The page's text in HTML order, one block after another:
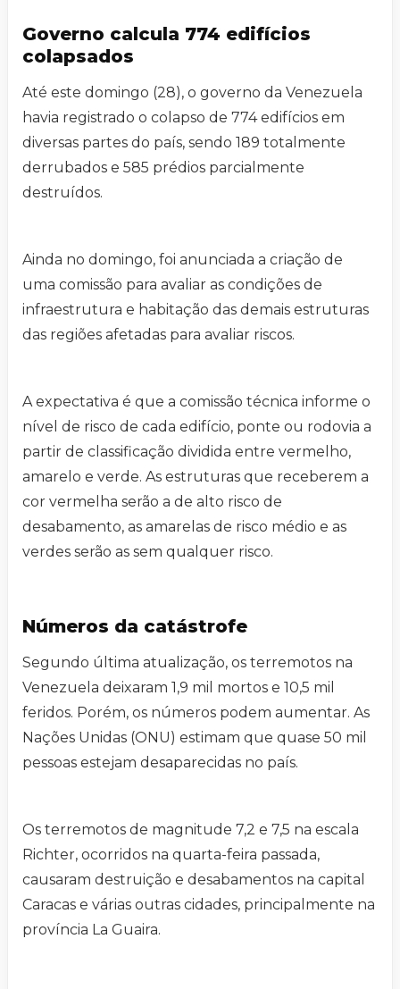
Governo calcula 774 edifícios
colapsados
Até este domingo (28), o governo da Venezuela
havia registrado o colapso de 774 edifícios em
diversas partes do país, sendo 189 totalmente
derrubados e 585 prédios parcialmente
destruídos.
Ainda no domingo, foi anunciada a criação de
uma comissão para avaliar as condições de
infraestrutura e habitação das demais estruturas
das regiões afetadas para avaliar riscos.
A expectativa é que a comissão técnica informe o
nível de risco de cada edifício, ponte ou rodovia a
partir de classificação dividida entre vermelho,
amarelo e verde. As estruturas que receberem a
cor vermelha serão a de alto risco de
desabamento, as amarelas de risco médio e as
verdes serão as sem qualquer risco.
Números da catástrofe
Segundo última atualização, os terremotos na
Venezuela deixaram 1,9 mil mortos e 10,5 mil
feridos. Porém, os números podem aumentar. As
Nações Unidas (ONU) estimam que quase 50 mil
pessoas estejam desaparecidas no país.
Os terremotos de magnitude 7,2 e 7,5 na escala
Richter, ocorridos na quarta-feira passada,
causaram destruição e desabamentos na capital
Caracas e várias outras cidades, principalmente na
província La Guaira.